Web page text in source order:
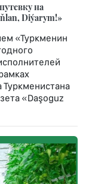
на
Diýarym!»
«Туркменин
Туркменистана
«Daşoguz